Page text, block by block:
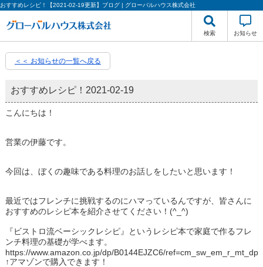
おすすめレシピ！【2021-02-19更新】ブログ | グローバルハウス株式会社
検索 お知らせ
＜＜ お知らせの一覧へ戻る
おすすめレシピ！ 2021-02-19
こんにちは！
営業の伊藤です。
今回は、ぼくの趣味である料理のお話しをしたいと思います！
最近ではフレンチに挑戦するのにハマっているんですが、皆さんに
おすすめのレシピ本を紹介させてください！(^_^)
『ビストロ流ベーシックレシピ』というレシピ本で家庭で作るフレ
ンチ料理の基礎が学べます。
https://www.amazon.co.jp/dp/B0144EJZC6/
↑アマゾンで購入できます！